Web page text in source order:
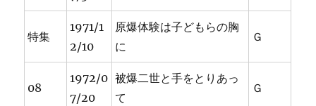
特集
1971/1
2/10
原爆体験は子どもらの胸
に
Ｇ
08
1972/0
7/20
被爆二世と手をとりあっ
て
Ｇ